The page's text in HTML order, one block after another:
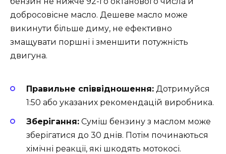
добросовісне масло. Дешеве масло може
викинути більше диму, не ефективно
змащувати поршні і зменшити потужність
двигуна.
Правильне співвідношення: Дотримуйся
1:50 або указаних рекомендацій виробника.
Зберігання: Суміш бензину з маслом може
зберігатися до 30 днів. Потім починаються
хімічні реакції, які шкодять мотокосі.